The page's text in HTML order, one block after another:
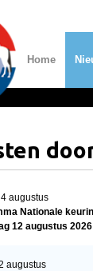
Home
NRPS
augustus
Nationale
12 augustus 2026
augustus